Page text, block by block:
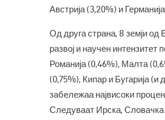
Австрија (3,20%) и Германија
Од друга страна, 8 земји од
развој и научен интензитет
Романија (0,46%), Малта
(0,75%), Кипар и Бугарија (и
забележаа највисоки
Следуваат Ирска, Словачка